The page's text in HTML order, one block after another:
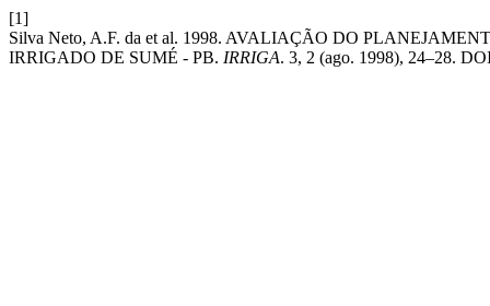
[1]
Silva Neto, A.F. da et al. 1998. AVALIAÇÃO DO
IRRIGADO DE SUMÉ - PB. IRRIGA. 3, 2 (ago. 1998), 24–28.